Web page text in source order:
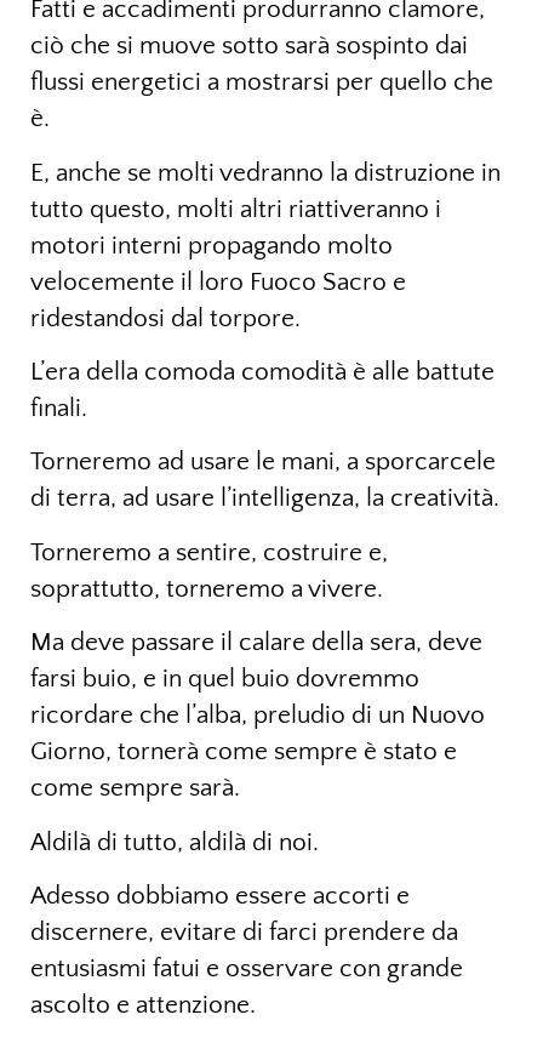
Fatti e accadimenti produrranno clamore,
ciò che si muove sotto sarà sospinto dai
flussi energetici a mostrarsi per quello che
è.
E, anche se molti vedranno la distruzione in
tutto questo, molti altri riattiveranno i
motori interni propagando molto
velocemente il loro Fuoco Sacro e
ridestandosi dal torpore.
L’era della comoda comodità è alle battute
finali.
Torneremo ad usare le mani, a sporcarcele
di terra, ad usare l’intelligenza, la creatività.
Torneremo a sentire, costruire e,
soprattutto, torneremo a vivere.
Ma deve passare il calare della sera, deve
farsi buio, e in quel buio dovremmo
ricordare che l’alba, preludio di un Nuovo
Giorno, tornerà come sempre è stato e
come sempre sarà.
Aldilà di tutto, aldilà di noi.
Adesso dobbiamo essere accorti e
discernere, evitare di farci prendere da
entusiasmi fatui e osservare con grande
ascolto e attenzione.